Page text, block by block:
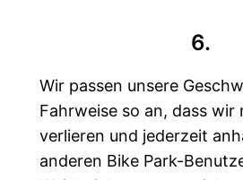
6.
Wir passen unsere
Fahrweise so an, dass wir
verlieren und jederzeit
anderen Bike Park-